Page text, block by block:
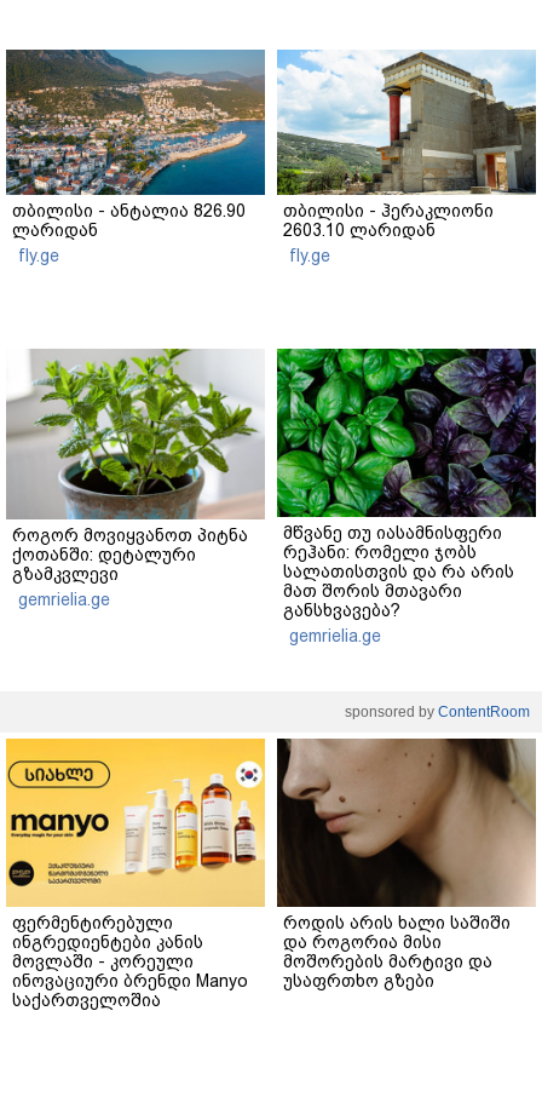
თბილისი - ანტალია 826.90
ლარიდან
fly.ge
თბილისი - ჰერაკლიონი
2603.10 ლარიდან
fly.ge
როგორ მოვიყვანოთ პიტნა
ქოთანში: დეტალური
გზამკვლევი
gemrielia.ge
მწვანე თუ იასამნისფერი
რეჰანი: რომელი ჯობს
სალათისთვის და რა არის
მათ შორის მთავარი
განსხვავება?
gemrielia.ge
sponsored by ContentRoom
ფერმენტირებული
ინგრედიენტები კანის
მოვლაში - კორეული
ინოვაციური ბრენდი Manyo
საქართველოშია
როდის არის ხალი საშიში
და როგორია მისი
მოშორების მარტივი და
უსაფრთხო გზები